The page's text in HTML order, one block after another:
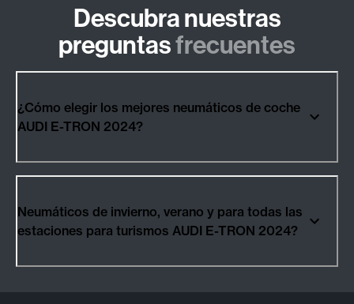
Descubra nuestras
preguntasfrecuentes
¿Cómo elegir los mejores neumáticos de coche
AUDI E-TRON 2024?
Neumáticos de invierno, verano y para todas las
estaciones para turismos AUDI E-TRON 2024?